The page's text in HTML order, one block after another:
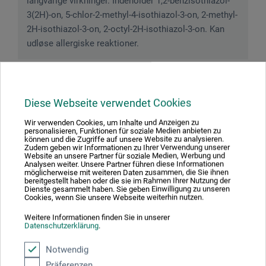
Diese Webseite verwendet Cookies
Wir verwenden Cookies, um Inhalte und Anzeigen zu
personalisieren, Funktionen für soziale Medien anbieten zu
können und die Zugriffe auf unsere Website zu analysieren.
Zudem geben wir Informationen zu Ihrer Verwendung unserer
Website an unsere Partner für soziale Medien, Werbung und
Analysen weiter. Unsere Partner führen diese Informationen
möglicherweise mit weiteren Daten zusammen, die Sie ihnen
bereitgestellt haben oder die sie im Rahmen Ihrer Nutzung der
Dienste gesammelt haben. Sie geben Einwilligung zu unseren
Cookies, wenn Sie unsere Webseite weiterhin nutzen.
Weitere Informationen finden Sie in unserer
Datenschutzerklärung.
Notwendig
3(2H)-on, 5-chlor-2-methyl-4-isothiazol-3-on, 2-methyl-
2H-isothiazol-3-on, 2-octyl-2H-isothiazol-3-on. Kan
udløse allergiske reaktioner.
Downloads
Her finder du vigtige dokumenter og filer til dette produkt.
Sikkerhedsdatablad
HT5x-HT15x_2023.pdf
Sikkerhedsdatablad